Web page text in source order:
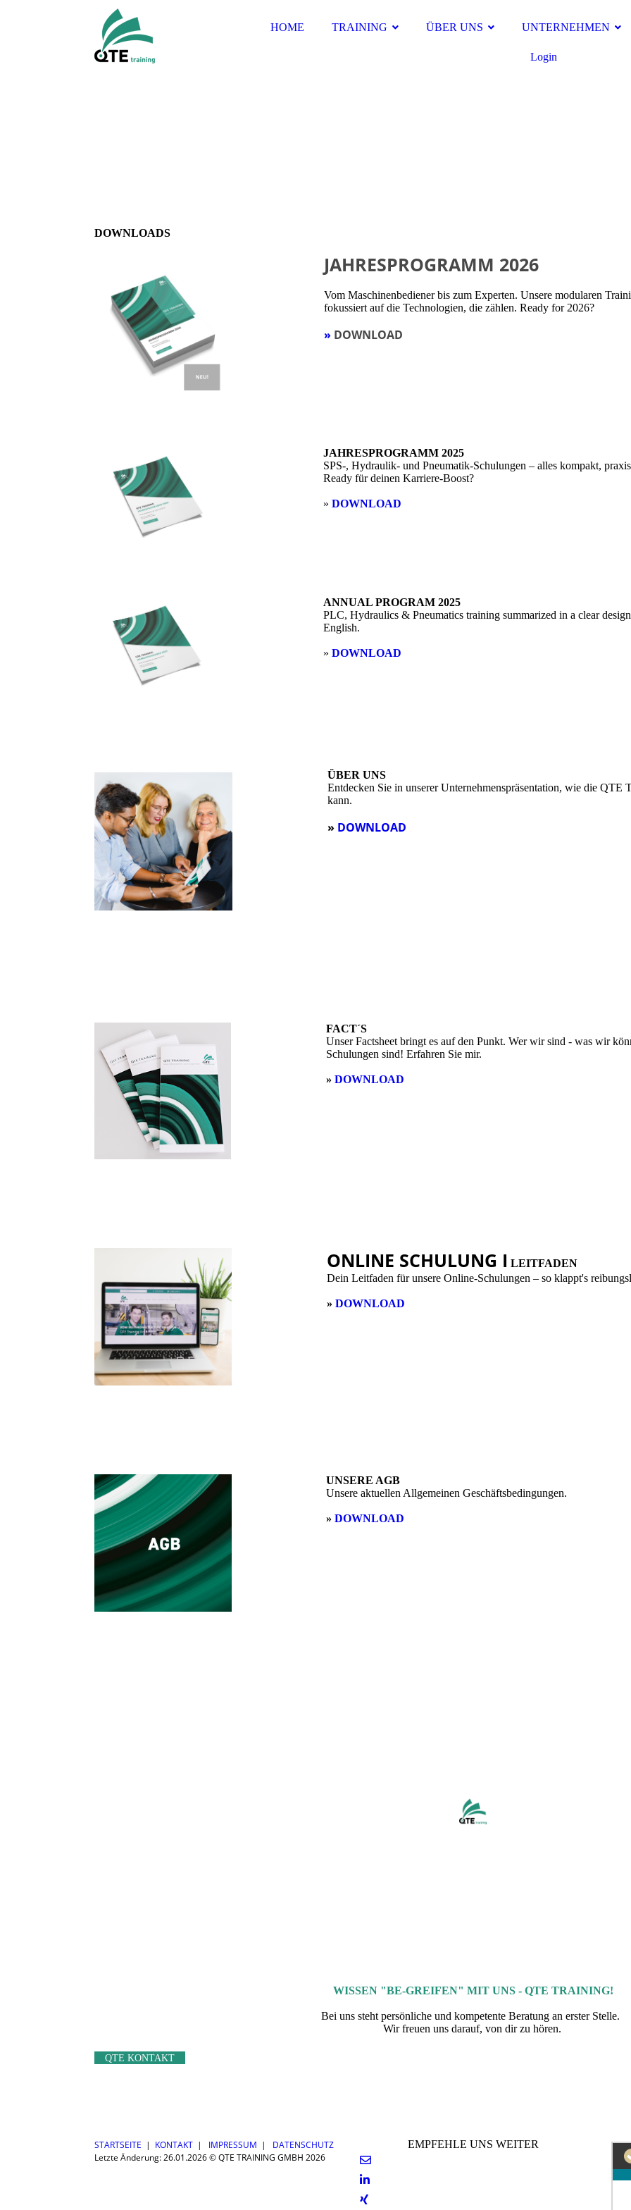
HOME TRAINING ÜBER UNS UNTERNEHMEN
Login
DOWNLOADS
JAHRESPROGRAMM 2026
Vom Maschinenbediener bis zum Experten. Unsere modularen
fokussiert auf die Technologien, die zählen. Ready for 2026?
» DOWNLOAD
JAHRESPROGRAMM 2025
SPS-, Hydraulik- und Pneumatik-Schulungen – alles kompakt,
Ready für deinen Karriere-Boost?
»DOWNLOAD
ANNUAL PROGRAM 2025
PLC, Hydraulics & Pneumatics training summarized in a clear
English.
»DOWNLOAD
ÜBER UNS
Entdecken Sie in unserer Unternehmenspräsentation, wie die
kann.
» DOWNLOAD
FACT´S
Unser Factsheet bringt es auf den Punkt. Wer wir sind - was wir
Schulungen sind! Erfahren Sie mir.
»DOWNLOAD
ONLINE SCHULUNG I LEITFADEN
Dein Leitfaden für unsere Online-Schulungen – so klappt's
»DOWNLOAD
UNSERE AGB
Unsere aktuellen Allgemeinen Geschäftsbedingungen.
» DOWNLOAD
WISSEN "BE-GREIFEN" MIT UNS - QTE TRAINING!
Bei uns steht persönliche und kompetente Beratung an erster Stelle.
Wir freuen uns darauf, von dir zu hören.
QTE KONTAKT
STARTSEITE | KONTAKT | IMPRESSUM | DATENSCHUTZ
Letzte Änderung: 26.01.2026 © QTE TRAINING GMBH 2026
EMPFEHLE UNS WEITER